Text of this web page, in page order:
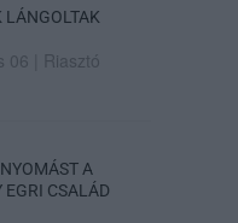
LÁNGOLTAK
06 Riasztó
A
EGRI CSALÁD